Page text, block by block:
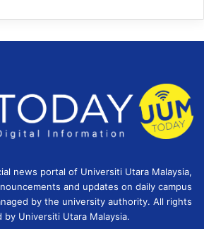
news portal of Universiti Utara Malaysia,
and updates on daily campus
by the university authority. All rights
by Universiti Utara Malaysia.